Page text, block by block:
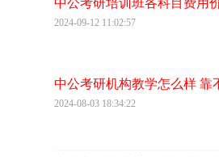
中公考研培训班各科目费用
2024-09-12 11:02:57
中公考研机构教学怎么样 靠
2024-08-03 18:34:22